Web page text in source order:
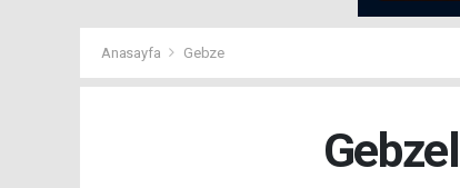
Anasayfa Gebze